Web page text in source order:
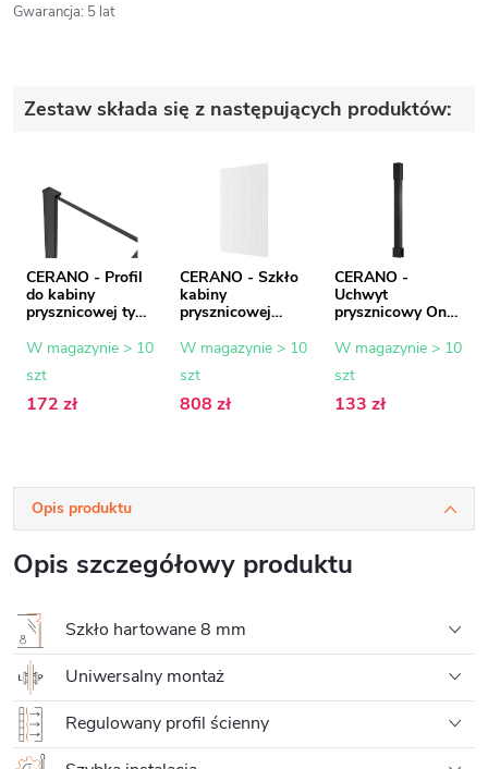
Gwarancja: 5 lat
Zestaw składa się z następujących produktów:
CERANO - Profil
do kabiny
prysznicowej typu
mm - czarny mat
W magazynie > 10
szt
172 zł
CERANO - Szkło
kabiny
prysznicowej
szkło ryflowane -
W magazynie > 10
szt
808 zł
CERANO -
Uchwyt
prysznicowy Onyx
pionowy do sufitu
czarny
W magazynie > 10
szt
133 zł
Opis produktu
Opis szczegółowy produktu
Szkło hartowane 8 mm
Uniwersalny montaż
Regulowany profil ścienny